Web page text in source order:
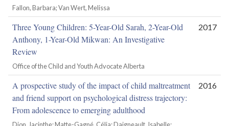
Fallon, Barbara; Van Wert, Melissa
Three Young Children: 5-Year-Old Sarah, 2-Year-Old
Anthony, 1-Year-Old Mikwan: An Investigative
Review
Office of the Child and Youth Advocate Alberta
2017
A prospective study of the impact of child maltreatment
and friend support on psychological distress trajectory:
From adolescence to emerging adulthood
2016